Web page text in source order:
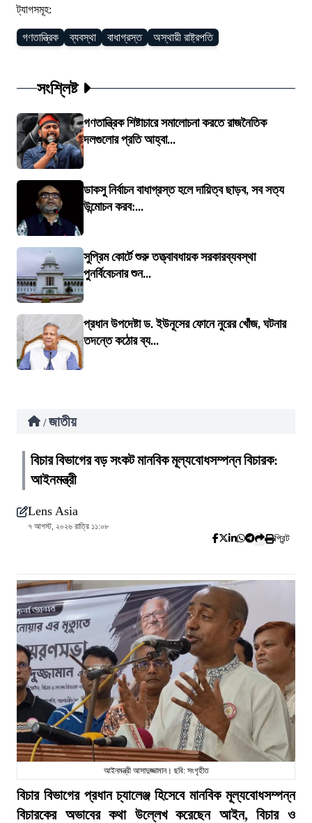
ট্যাগসমূহ:
গণতান্ত্রিক ব্যবস্থা বাধাগ্রস্ত অস্থায়ী রাষ্ট্রপতি
সংশ্লিষ্ট
গণতান্ত্রিক শিষ্টাচারে সমালোচনা করতে রাজনৈতিক
দলগুলোর প্রতি আহ্বা...
ডাকসু নির্বাচন বাধাগ্রস্ত হলে দায়িত্ব ছাড়ব, সব সত্য
উন্মোচন করব:...
সুপ্রিম কোর্টে শুরু তত্ত্বাবধায়ক সরকারব্যবস্থা
পুনর্বিবেচনার শুন...
প্রধান উপদেষ্টা ড. ইউনূসের ফোনে নুরের খোঁজ, ঘটনার
তদন্তে কঠোর ব্য...
/ জাতীয়
বিচার বিভাগের বড় সংকট মানবিক মূল্যবোধসম্পন্ন বিচারক:
আইনমন্ত্রী
Lens Asia
৭ আগস্ট, ২০২৬ রাত্রি ১১:০৮
প্রিন্ট
আইনমন্ত্রী আসাদুজ্জামান। ছবি: সংগৃহীত
বিচার বিভাগের প্রধান চ্যালেঞ্জ হিসেবে মানবিক মূল্যবোধসম্পন্ন
বিচারকের অভাবের কথা উল্লেখ করেছেন আইন, বিচার ও